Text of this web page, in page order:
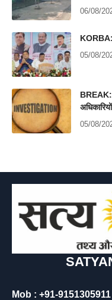
06/08/
KORBA:
05/08/
05/08/
Mob : +91-9151305911